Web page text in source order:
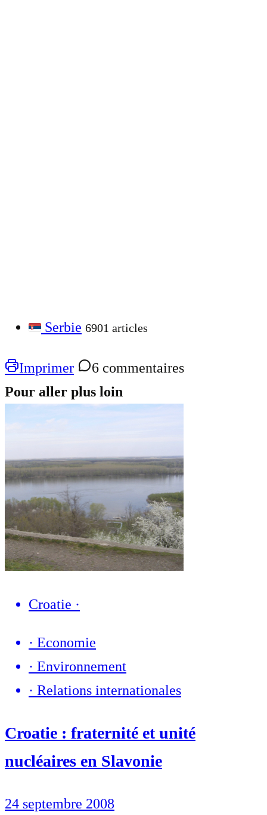
Serbie 6901 articles
Imprimer
6 commentaires
Pour aller plus loin
Croatie ·
· Economie
· Environnement
· Relations internationales
Croatie : fraternité et unité
nucléaires en Slavonie
24 septembre 2008